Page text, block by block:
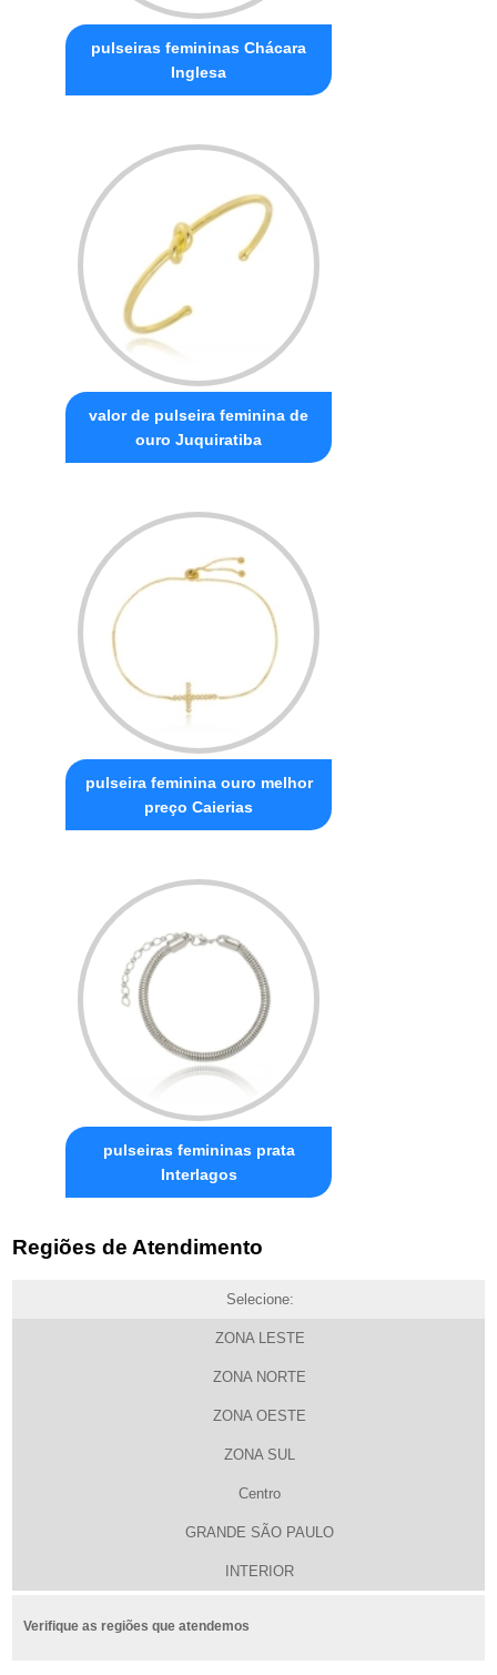
pulseiras femininas Chácara
Inglesa
valor de pulseira feminina de
ouro Juquiratiba
pulseira feminina ouro melhor
preço Caierias
pulseiras femininas prata
Interlagos
Regiões de Atendimento
Selecione:
ZONA LESTE
ZONA NORTE
ZONA OESTE
ZONA SUL
Centro
GRANDE SÃO PAULO
INTERIOR
Verifique as regiões que atendemos